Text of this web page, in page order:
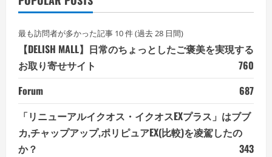
最も訪問者が多かった記事 10 件 (過去 28 日間)
【DELISH MALL】日常のちょっとしたご褒美を実現する
お取り寄せサイト
760
Forum
687
「リニューアルイクオス・イクオスEXプラス」はブブ
カ,チャップアップ,ポリピュアEX(比較)を凌駕したの
か？
343